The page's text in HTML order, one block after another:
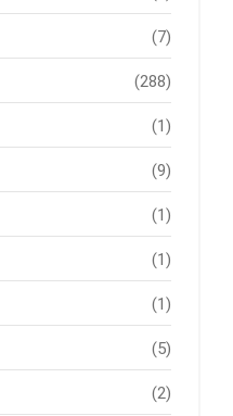
(7)
(288)
(1)
(9)
(1)
(1)
(1)
(5)
(2)